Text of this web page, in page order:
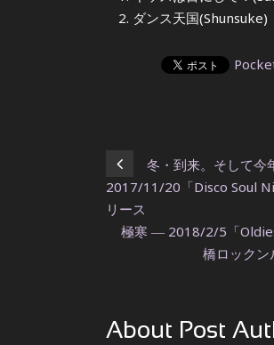
ダンス天国(Shunsuke)
冬・到来。そして今
2017/11/20「Disco Soul
リース
極寒 ― 2018/2/5「
橋ロックン
About Post